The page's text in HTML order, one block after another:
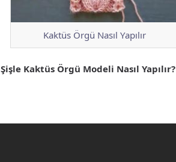
Kaktüs Örgü Nasıl Yapılır
Şişle Kaktüs Örgü Modeli Nasıl Yapılır?